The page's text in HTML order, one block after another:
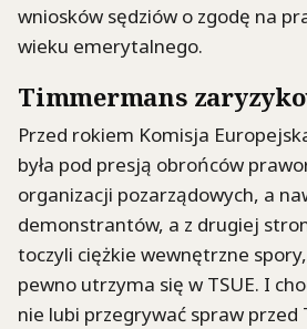
wniosków sędziów o zgodę na
wieku emerytalnego.
Timmermans
Przed rokiem Komisja
była pod presją obrońców
organizacji pozarządowych, a
demonstrantów, a z drugiej
toczyli ciężkie wewnętrzne
pewno utrzyma się w TSUE. I
nie lubi przegrywać spraw przed